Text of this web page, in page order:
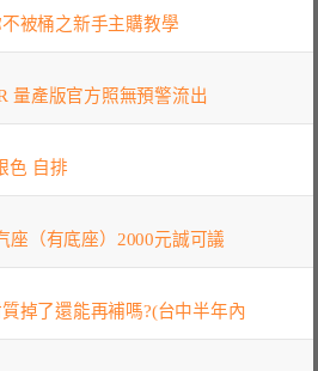
被桶之新手主購教學
量產版官方照無預警流出
色 自排
座（有底座）2000元誠可議
掉了還能再補嗎?(台中半年內